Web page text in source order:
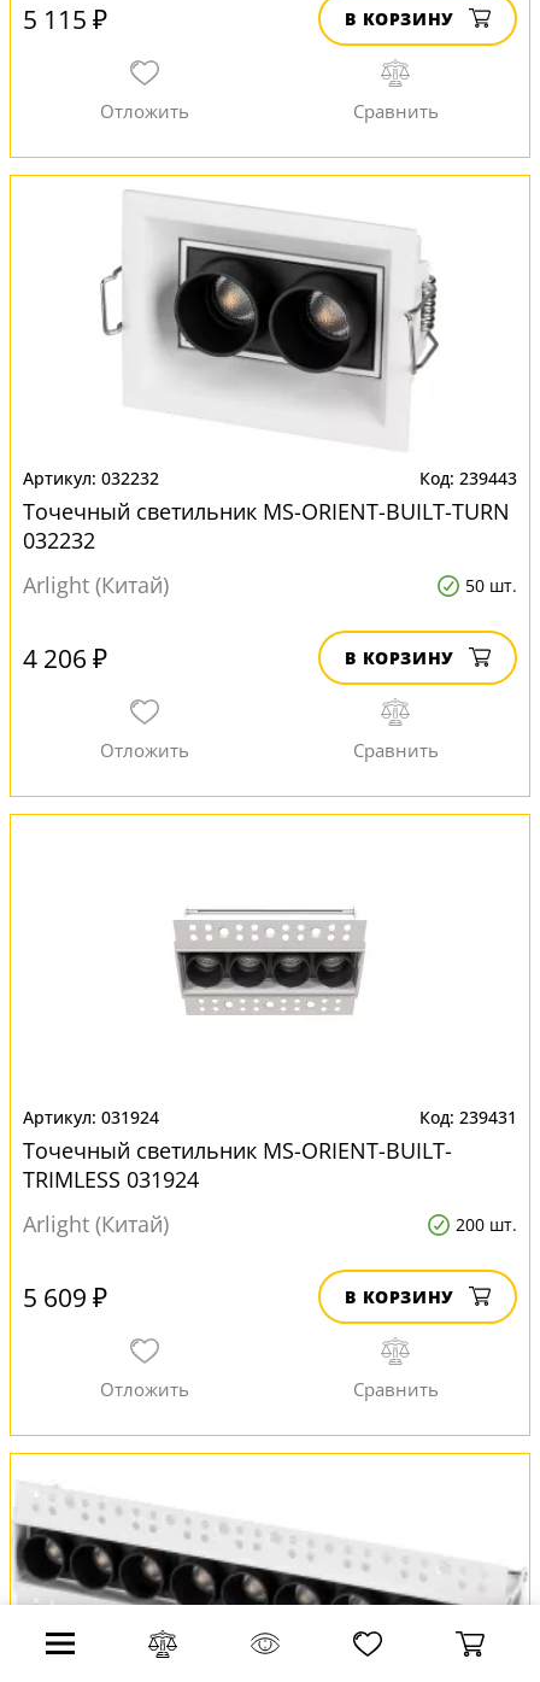
5 115 ₽ В КОРЗИНУ
032232 239443
Точечный светильник MS-ORIENT-BUILT-TURN
032232
Arlight (Китай)
50 шт.
4 206 ₽ В КОРЗИНУ
031924 239431
Точечный светильник MS-ORIENT-BUILT-
TRIMLESS 031924
Arlight (Китай)
200 шт.
5 609 ₽ В КОРЗИНУ